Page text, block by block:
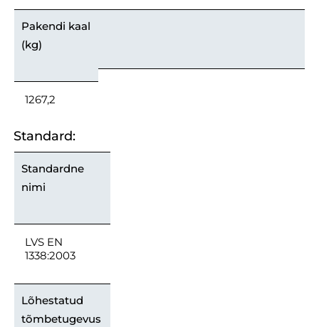
Pakendi kaal
(kg)
1267,2
Standard:
Standardne
nimi
LVS EN
1338:2003
Lõhestatud
tõmbetugevus